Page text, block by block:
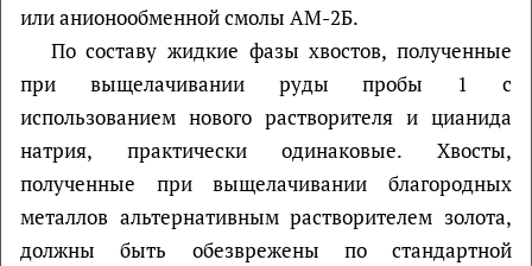
или анионообменной смолы АМ-2Б.
По составу жидкие фазы хвостов, полученные
при выщелачивании руды пробы 1 с
использованием нового растворителя и цианида
натрия, практически одинаковые. Хвосты,
полученные при выщелачивании благородных
металлов альтернативным растворителем золота,
должны быть обезврежены по стандартной